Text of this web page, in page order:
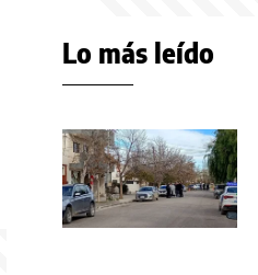
Lo más leído